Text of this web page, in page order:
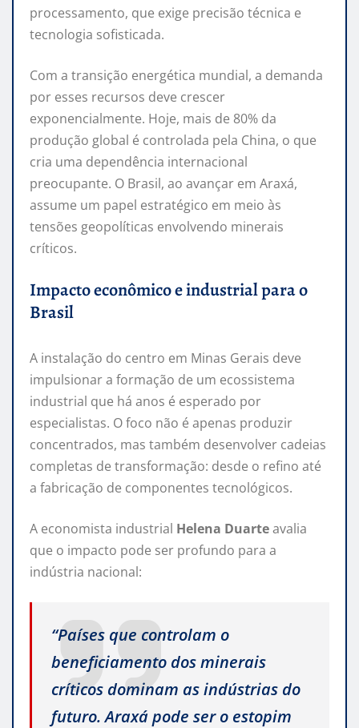
processamento, que exige precisão técnica e
tecnologia sofisticada.
Com a transição energética mundial, a demanda
por esses recursos deve crescer
exponencialmente. Hoje, mais de 80% da
produção global é controlada pela China, o que
cria uma dependência internacional
preocupante. O Brasil, ao avançar em Araxá,
assume um papel estratégico em meio às
tensões geopolíticas envolvendo minerais
críticos.
Impacto econômico e industrial para o
Brasil
A instalação do centro em Minas Gerais deve
impulsionar a formação de um ecossistema
industrial que há anos é esperado por
especialistas. O foco não é apenas produzir
concentrados, mas também desenvolver cadeias
completas de transformação: desde o refino até
a fabricação de componentes tecnológicos.
A economista industrial Helena Duarteavalia
que o impacto pode ser profundo para a
indústria nacional:
“Países que controlam o
beneficiamento dos minerais
críticos dominam as indústrias do
futuro. Araxá pode ser o estopim